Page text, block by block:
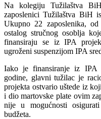
Na kolegiju Tužilaštva
zaposlenici Tužilaštva BiH
Ukupno 22 zaposlenika,
ostalog stručnog osoblja
finansiraju se iz IPA
ugroženi suspenzijom IPA
Iako je finansiranje iz IPA
godine, glavni tužilac je
projekta ostvario uštede iz
i dio martovske plate ovim
nije u mogućnosti
budžeta.